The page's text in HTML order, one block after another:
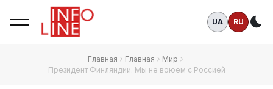
UA RU
Главная Главная
Мир
Президент Финляндии: Мы не воюем с Россией